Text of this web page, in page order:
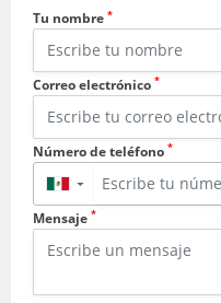
Tu nombre *
Correo electrónico *
Número de teléfono *
▼
Mensaje *